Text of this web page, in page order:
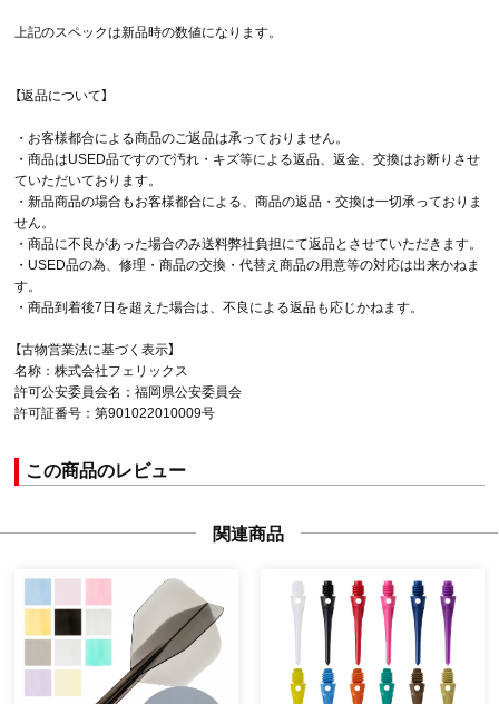
上記のスペックは新品時の数値になります。
【返品について】
・お客様都合による商品のご返品は承っておりません。
・商品はUSED品ですので汚れ・キズ等による返品、返金、交換はお断りさせ
ていただいております。
・新品商品の場合もお客様都合による、商品の返品・交換は一切承っておりま
せん。
・商品に不良があった場合のみ送料弊社負担にて返品とさせていただきます。
・USED品の為、修理・商品の交換・代替え商品の用意等の対応は出来かねま
す。
・商品到着後7日を超えた場合は、不良による返品も応じかねます。
【古物営業法に基づく表示】
名称：株式会社フェリックス
許可公安委員会名：福岡県公安委員会
許可証番号：第901022010009号
この商品のレビュー
関連商品